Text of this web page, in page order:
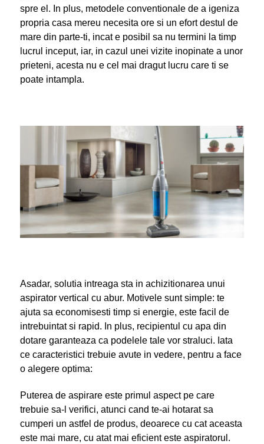
spre el. In plus, metodele conventionale de a igeniza
propria casa mereu necesita ore si un efort destul de
mare din parte-ti, incat e posibil sa nu termini la timp
lucrul inceput, iar, in cazul unei vizite inopinate a unor
prieteni, acesta nu e cel mai dragut lucru care ti se
poate intampla.
Asadar, solutia intreaga sta in achizitionarea unui
aspirator vertical cu abur. Motivele sunt simple: te
ajuta sa economisesti timp si energie, este facil de
intrebuintat si rapid. In plus, recipientul cu apa din
dotare garanteaza ca podelele tale vor straluci. Iata
ce caracteristici trebuie avute in vedere, pentru a face
o alegere optima:
Puterea de aspirare este primul aspect pe care
trebuie sa-l verifici, atunci cand te-ai hotarat sa
cumperi un astfel de produs, deoarece cu cat aceasta
este mai mare, cu atat mai eficient este aspiratorul.